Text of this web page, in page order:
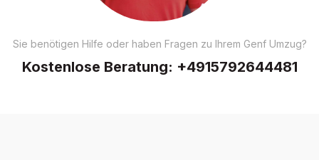
Sie benötigen Hilfe oder haben Fragen zu Ihrem Genf Umzug?
Kostenlose Beratung: +4915792644481